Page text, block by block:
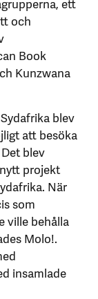
och
Book
Kunzwana
blev
att besöka
blev
projekt
När
som
ville behålla
Molo!.
insamlade